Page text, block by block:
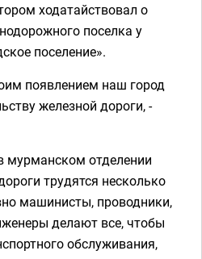
ходатайствовал о
поселка у
поселение».
появлением наш город
железной дороги, -
мурманском отделении
трудятся несколько
машинисты, проводники,
делают все, чтобы
обслуживания,